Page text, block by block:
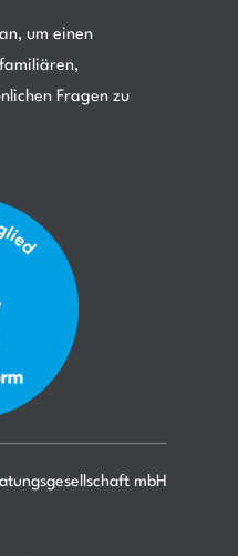
um einen
Fragen zu
mbH